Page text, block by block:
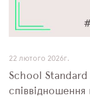
22 лютого 2026г.
School
співвідношення